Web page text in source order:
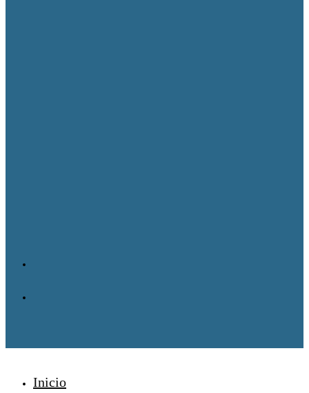
Inicio